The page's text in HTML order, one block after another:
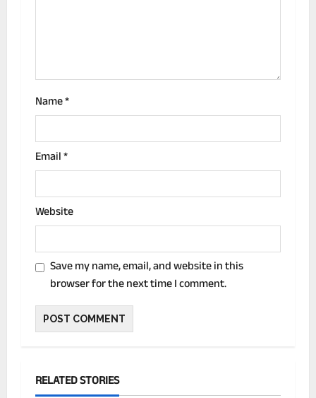
Name*
Email*
Website
Save my name, email, and website in this
browser for the next time I comment.
RELATED STORIES